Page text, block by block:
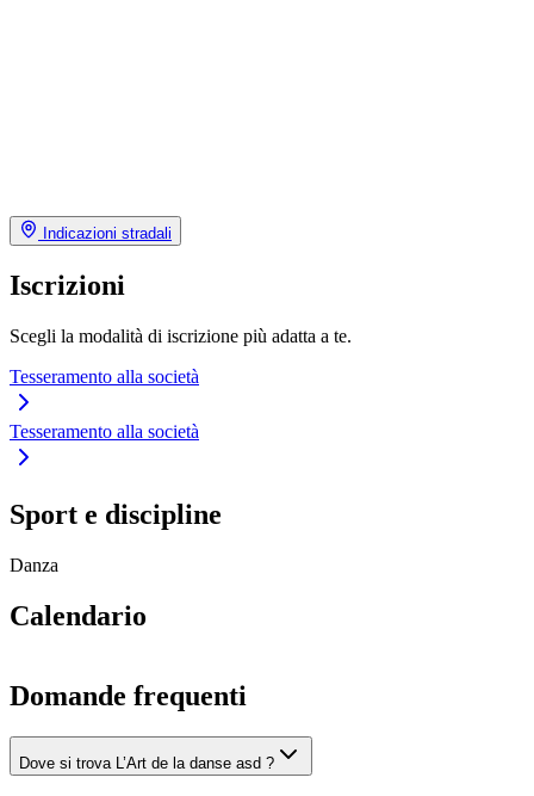
Indicazioni stradali
Iscrizioni
Scegli la modalità di iscrizione più adatta a te.
Tesseramento alla società
Tesseramento alla società
Sport e discipline
Danza
Calendario
Domande frequenti
Dove si trova L’Art de la danse asd ?